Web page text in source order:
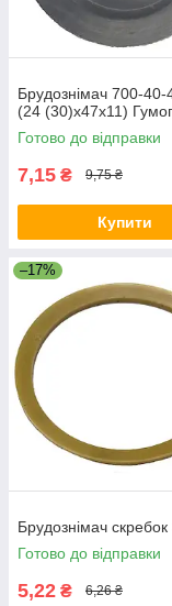
Брудознімач 700-40-
(24 (30)х47х11)
Готово до відправки
7,15 ₴ 9,75 ₴
Купити
–17%
Брудознімач
Готово до відправки
5,22 ₴ 6,26 ₴